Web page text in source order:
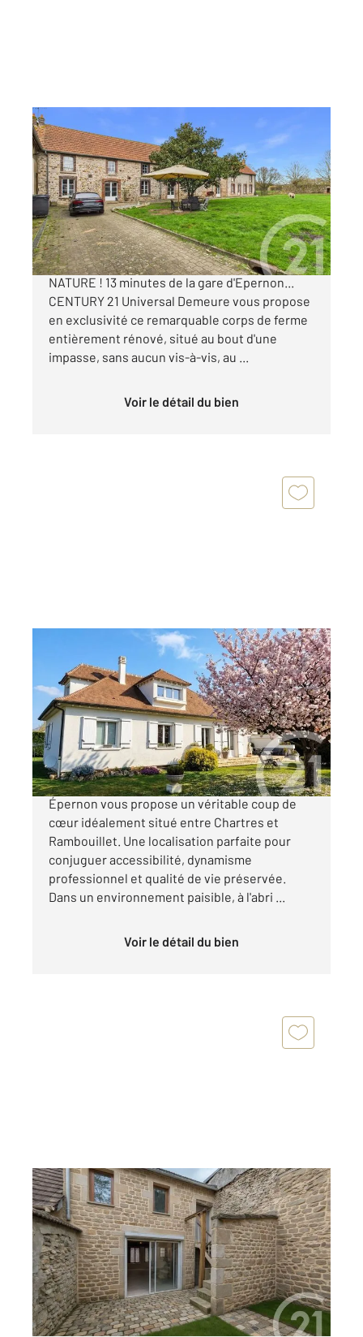
EPERNON 28
355 m2, 13 pièces
Ref : 1499
Maison à vendre
735 000 €
CORPS DE FERME D'EXCEPTION EN PLEINE
NATURE ! 13 minutes de la gare d'Epernon...
CENTURY 21 Universal Demeure vous propose
en exclusivité ce remarquable corps de ferme
entièrement rénové, situé au bout d'une
impasse, sans aucun vis-à-vis, au ...
Voir le détail du bien
148 m2, 8 pièces
Ref : 3049
Maison à vendre
369 000 €
Votre agence Century 21 Universal Demeure
Épernon vous propose un véritable coup de
cœur idéalement situé entre Chartres et
Rambouillet. Une localisation parfaite pour
conjuguer accessibilité, dynamisme
professionnel et qualité de vie préservée.
Dans un environnement paisible, à l'abri ...
Voir le détail du bien
EPERNON 28
69,39 m2, 4 pièces
Ref : 3111
Maison à vendre
205 000 €
Maison de ville rénovée Centre-ville d'Epernon